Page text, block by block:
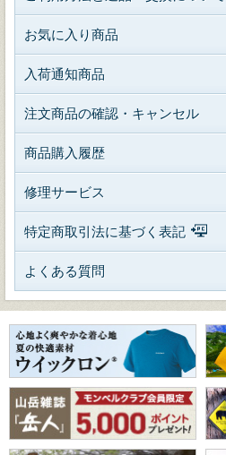
お気に入り商品
入荷通知商品
注文商品の確認・キャンセル
商品購入履歴
修理サービス
特定商取引法に基づく表記
よくある質問